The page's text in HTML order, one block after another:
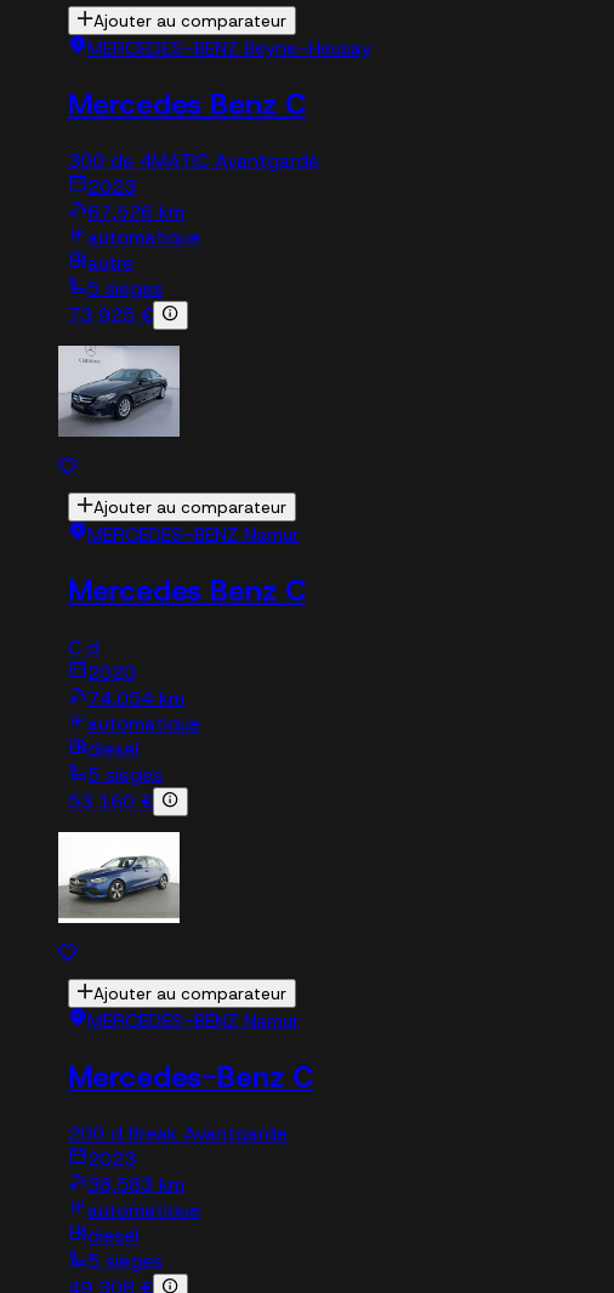
Ajouter au comparateur
MERCEDES-BENZ Beyne-Heusay
Mercedes Benz C
300 de 4MATIC Avantgarde
2023
67,526 km
automatique
autre
5 sieges
73 925 €
Ajouter au comparateur
MERCEDES-BENZ Namur
Mercedes Benz C
C d
2020
74,054 km
automatique
diesel
5 sieges
53 160 €
Ajouter au comparateur
MERCEDES-BENZ Namur
Mercedes-Benz C
200 d Break Avantgarde
2023
38,583 km
automatique
diesel
5 sieges
49 308 €